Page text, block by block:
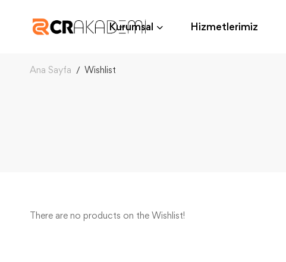
Kurumsal Hizmetlerimiz
Ana Sayfa Wishlist
There are no products on the Wishlist!